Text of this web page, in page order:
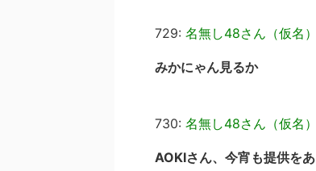
729: 名無し48さん（仮名）
みかにゃん見るか
730: 名無し48さん（仮名）
AOKIさん、今宵も提供を